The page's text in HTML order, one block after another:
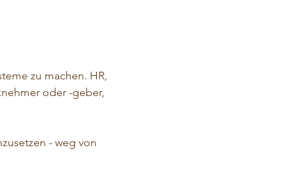
zu machen. HR,
oder -geber,
- weg von